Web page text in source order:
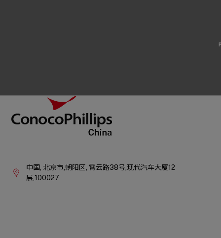
Footer
ConocoPhillips China
中国, 北京市,朝阳区, 霄云路38号,现代汽车大厦12
层,100027